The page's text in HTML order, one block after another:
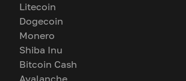
Litecoin
Dogecoin
Monero
Shiba Inu
Bitcoin Cash